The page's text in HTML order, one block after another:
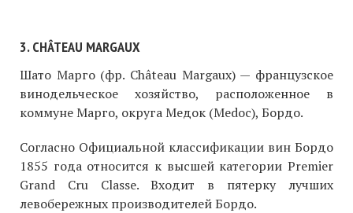
3. CHÂTEAU MARGAUX
Шато Марго (фр. Château Margaux) — французское
винодельческое хозяйство, расположенное в
коммуне Марго, округа Медок (Medoc), Бордо.
Согласно Официальной классификации вин Бордо
1855 года относится к высшей категории Premier
Grand Cru Classe. Входит в пятерку лучших
левобережных производителей Бордо.